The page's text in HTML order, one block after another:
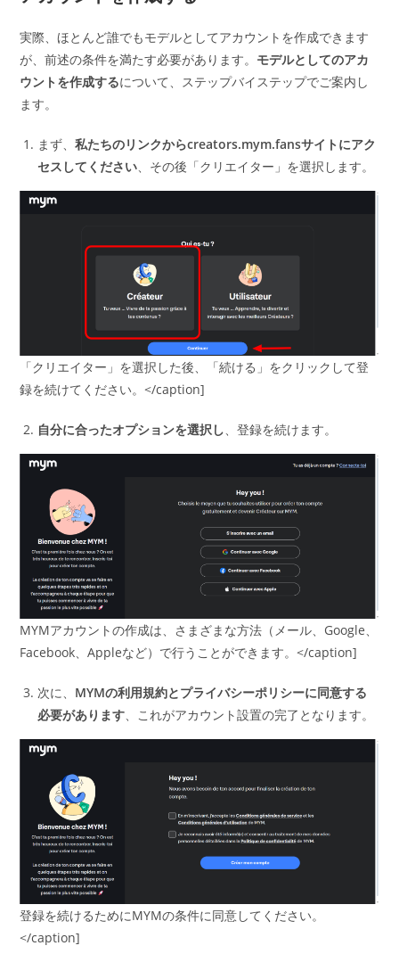
実際、ほとんど誰でもモデルとしてアカウントを作成できます
が、前述の条件を満たす必要があります。 モデルとしてのアカ
ウントを作成するについて、ステップバイステップでご案内し
ます。
まず、私たちのリンクからcreators.mym.fansサイトにアク
セスしてください、その後「クリエイター」を選択します。
「クリエイター」を選択した後、「続ける」をクリックして登
録を続けてください。</caption]
自分に合ったオプションを選択し、登録を続けます。
MYMアカウントの作成は、さまざまな方法（メール、Google、
Facebook、Appleなど）で行うことができます。</caption]
次に、 MYMの利用規約とプライバシーポリシーに同意する
必要があります、これがアカウント設置の完了となります。
登録を続けるためにMYMの条件に同意してください。
</caption]